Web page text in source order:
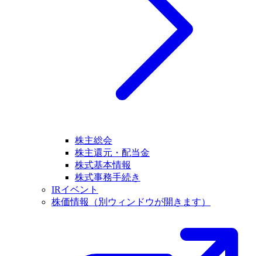
株主総会
株主還元・配当金
株式基本情報
株式事務手続き
IRイベント
株価情報
（別ウィンドウが開きます）